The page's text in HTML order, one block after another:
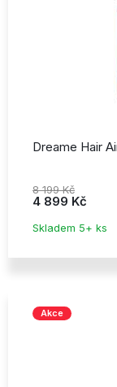
Dreame Hair
8 199 Kč
4 899 Kč
Skladem 5+ ks
Akce